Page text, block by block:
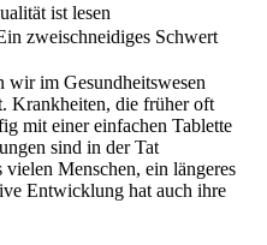
ist lesen
zweischneidiges Schwert
wir im Gesundheitswesen
Krankheiten, die früher oft
mit einer einfachen Tablette
sind in der Tat
Menschen, ein längeres
Entwicklung hat auch ihre